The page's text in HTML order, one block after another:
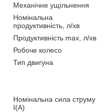
Механічне ущільнення
Номінальна
продуктивність, л/хв
Продуктивність max, л/хв
Робоче колесо
Тип двигуна
Номінальна сила струму
I(А)